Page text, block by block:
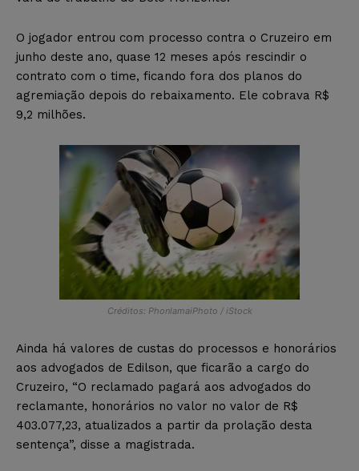
O jogador entrou com processo contra o Cruzeiro em
junho deste ano, quase 12 meses após rescindir o
contrato com o time, ficando fora dos planos do
agremiação depois do rebaixamento. Ele cobrava R$
9,2 milhões.
Créditos: PhonlamaiPhoto / iStock
Ainda há valores de custas do processos e honorários
aos advogados de Edilson, que ficarão a cargo do
Cruzeiro, “O reclamado pagará aos advogados do
reclamante, honorários no valor no valor de R$
403.077,23, atualizados a partir da prolação desta
sentença”, disse a magistrada.